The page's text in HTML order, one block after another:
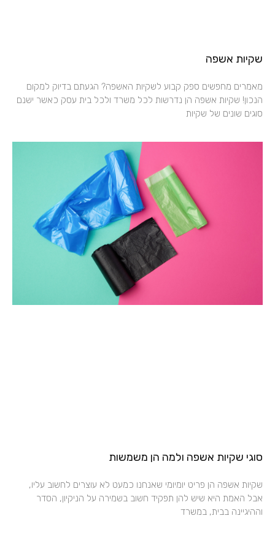
שקיות אשפה
מאמרים מחפשים ספק קבוע לשקיות האשפה? הגעתם בדיוק למקום
הנכון! שקיות אשפה הן נדרשות לכל משרד ולכל בית עסק כאשר ישנם
סוגים שונים של שקיות
סוגי שקיות אשפה ולמה הן משמשות
שקיות אשפה הן פריט יומיומי שאנחנו כמעט לא עוצרים לחשוב עליו,
אבל האמת היא שיש להן תפקיד חשוב בשמירה על הניקיון, הסדר
וההיגיינה בבית, במשרד